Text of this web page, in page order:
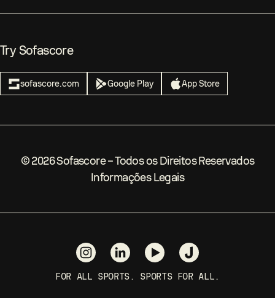
Try Sofascore
sofascore.com Google Play App Store
©2026Sofascore –Todos os Direitos Reservados
Informações Legais
FOR ALL SPORTS. SPORTS FOR ALL.